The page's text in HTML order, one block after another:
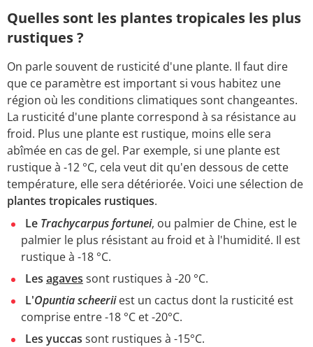
Quelles sont les plantes tropicales les plus
rustiques ?
On parle souvent de rusticité d'une plante. Il faut dire
que ce paramètre est important si vous habitez une
région où les conditions climatiques sont changeantes.
La rusticité d'une plante correspond à sa résistance au
froid. Plus une plante est rustique, moins elle sera
abîmée en cas de gel. Par exemple, si une plante est
rustique à -12 °C, cela veut dit qu'en dessous de cette
température, elle sera détériorée. Voici une sélection de
plantes tropicales rustiques.
Le Trachycarpus fortunei, ou palmier de Chine, est le
palmier le plus résistant au froid et à l'humidité. Il est
rustique à -18 °C.
Les agaves sont rustiques à -20 °C.
L'Opuntia scheeriiest un cactus dont la rusticité est
comprise entre -18 °C et -20°C.
Les yuccas sont rustiques à -15°C.